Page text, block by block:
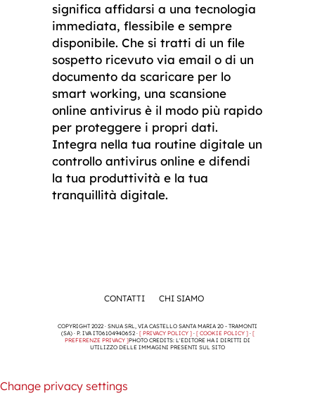
significa affidarsi a una tecnologia
immediata, flessibile e sempre
disponibile. Che si tratti di un file
sospetto ricevuto via email o di un
documento da scaricare per lo
smart working, una scansione
online antivirus è il modo più rapido
per proteggere i propri dati.
Integra nella tua routine digitale un
controllo antivirus online e difendi
la tua produttività e la tua
tranquillità digitale.
CONTATTI CHI SIAMO
COPYRIGHT 2022 · SNUA SRL, VIA CASTELLO SANTA MARIA 20 - TRAMONTI
(SA) · P. IVA IT06104940652 · [ PRIVACY POLICY ]· [ COOKIE POLICY ]· [
PREFERENZE PRIVACY ]PHOTO CREDITS: L'EDITORE HA I DIRITTI DI
UTILIZZO DELLE IMMAGINI PRESENTI SUL SITO
Change privacy settings